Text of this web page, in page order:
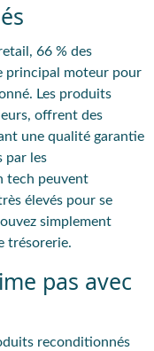
66 % des
principal moteur pour
Les produits
offrent des
une qualité garantie
par les
tech peuvent
élevés pour se
simplement
trésorerie.
pas avec
reconditionnés